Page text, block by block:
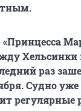
Хельсинки
раз
Судно
регулярные